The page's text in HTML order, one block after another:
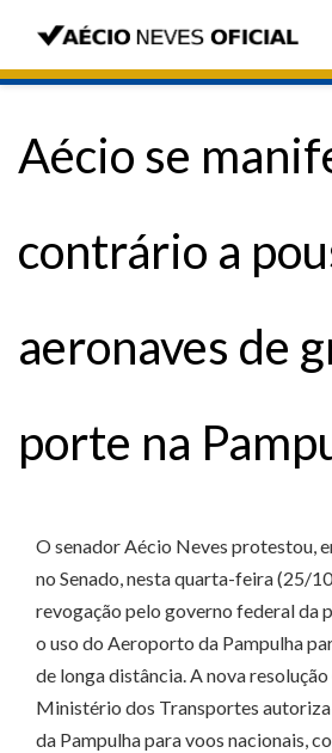
Aécio se
contrário a
aeronaves de
porte na
O senador Aécio Neves protestou,
no Senado, nesta quarta-feira (25/
revogação pelo governo federal da
o uso do Aeroporto da Pampulha
de longa distância. A nova
Ministério dos Transportes
da Pampulha para voos nacionais,